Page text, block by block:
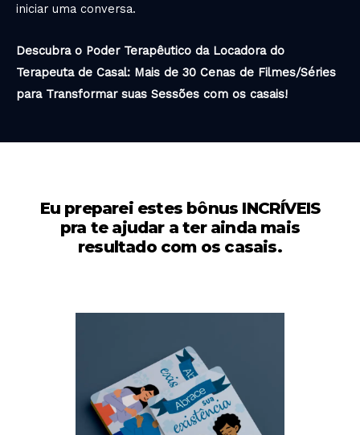
iniciar uma conversa.
Descubra o Poder Terapêutico da Locadora do
Terapeuta de Casal: Mais de 30 Cenas de Filmes/Séries
para Transformar suas Sessões com os casais!
Eu preparei estes bônus INCRÍVEIS
pra te ajudar a ter ainda mais
resultado com os casais.